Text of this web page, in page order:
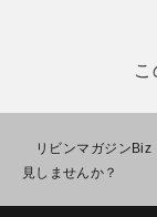
リビンマガジンBiz
見しませんか？